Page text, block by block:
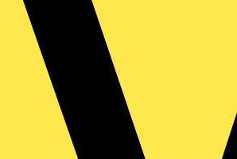
Baustein und Leuchte gekennzeichnet
4-stellige Zahlen-/Buchstabenkombination
Adressenerkennung bei
Anschluss über schraublose Klemmen
Kunststoffgehäuse optional im
erhältlich (bei ab weichenden
- klemmen 2,5 mm 2 für
(H x B x T) 22 x 24,5 x 116,5 mm
W, 3–100 W oder 1–18 W (LED) Schutzart
RAL 5015 Gewicht ca. 40 g zul.
+70 °C Verlustleistung 3 W